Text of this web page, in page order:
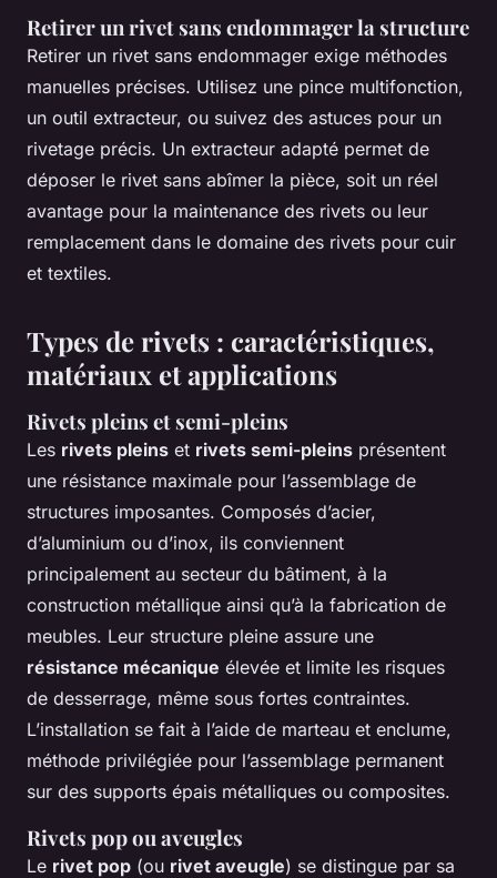
Retirer un rivet sans endommager la structure
Retirer un rivet sans endommager exige méthodes
manuelles précises. Utilisez une pince multifonction,
un outil extracteur, ou suivez des astuces pour un
rivetage précis. Un extracteur adapté permet de
déposer le rivet sans abîmer la pièce, soit un réel
avantage pour la maintenance des rivets ou leur
remplacement dans le domaine des rivets pour cuir
et textiles.
Types de rivets : caractéristiques,
matériaux et applications
Rivets pleins et semi-pleins
Les rivets pleins et rivets semi-pleins présentent
une résistance maximale pour l’assemblage de
structures imposantes. Composés d’acier,
d’aluminium ou d’inox, ils conviennent
principalement au secteur du bâtiment, à la
construction métallique ainsi qu’à la fabrication de
meubles. Leur structure pleine assure une
résistance mécanique élevée et limite les risques
de desserrage, même sous fortes contraintes.
L’installation se fait à l’aide de marteau et enclume,
méthode privilégiée pour l’assemblage permanent
sur des supports épais métalliques ou composites.
Rivets pop ou aveugles
Le rivet pop (ou rivet aveugle) se distingue par sa